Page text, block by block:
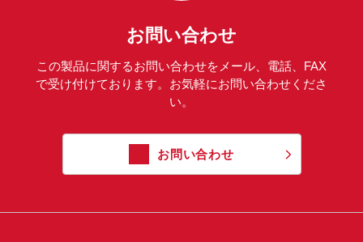
お問い合わせ
この製品に関するお問い合わせをメール、電話、FAX
で受け付けております。お気軽にお問い合わせくださ
い。
お問い合わせ